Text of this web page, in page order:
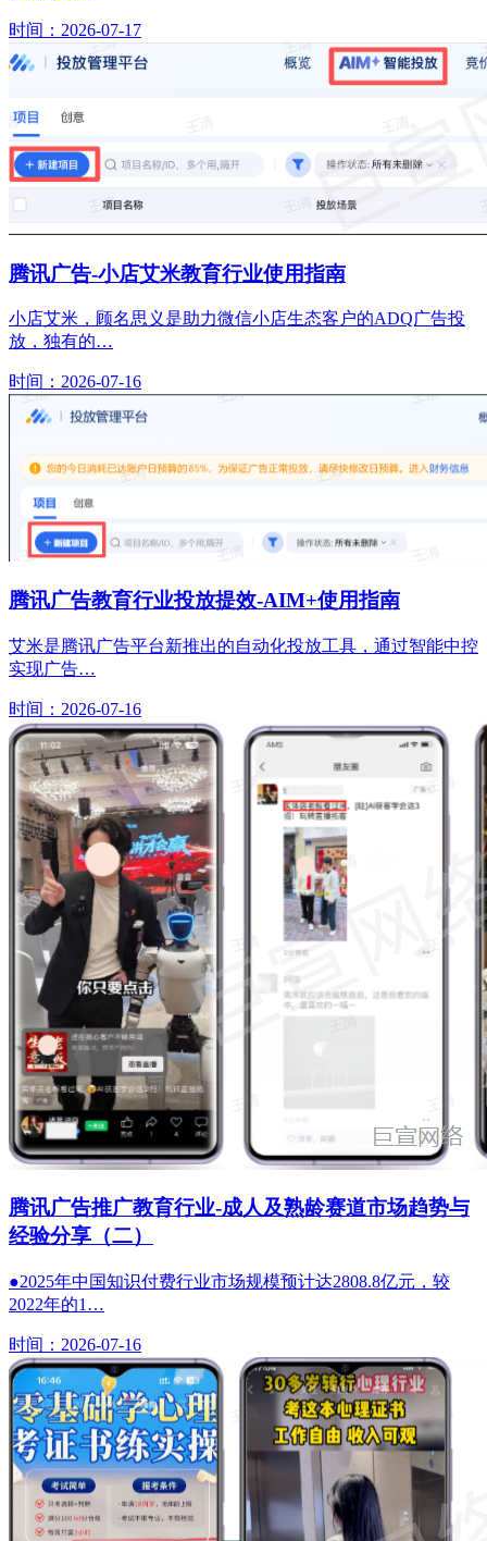
时间：2026-07-17
腾讯广告-小店艾米教育行业使用指南
小店艾米，顾名思义是助力微信小店生态客户的ADQ广告投
放，独有的…
时间：2026-07-16
腾讯广告教育行业投放提效-AIM+使用指南
艾米是腾讯广告平台新推出的自动化投放工具，通过智能中控
实现广告…
时间：2026-07-16
腾讯广告推广教育行业-成人及熟龄赛道市场趋势与
经验分享（二）
●2025年中国知识付费行业市场规模预计达2808.8亿元，较
2022年的1…
时间：2026-07-16